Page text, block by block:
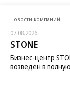
Новости компаний
07.08.2026
STONE
Бизнес-центр
возведен в